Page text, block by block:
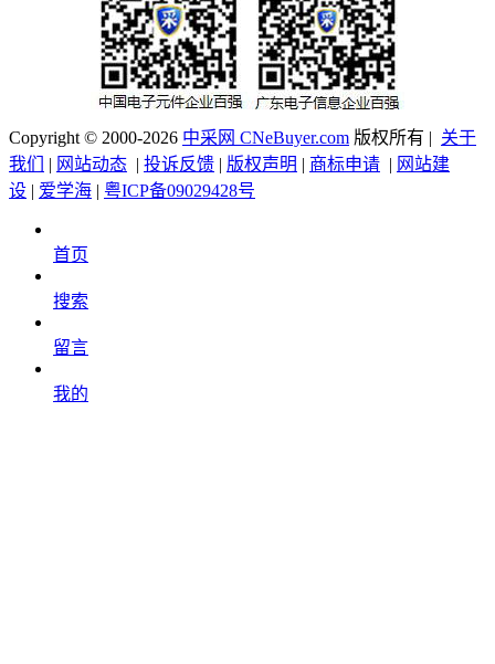
Copyright © 2000-2026 中采网 CNeBuyer.com 版权所有 | 关于
我们
| 网站动态 | 投诉反馈 | 版权声明 | 商标申请 | 网站建
设 | 爱学海 | 粤ICP备09029428号
首页
搜索
留言
我的